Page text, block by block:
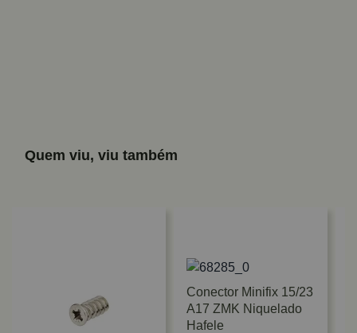
Quem viu, viu também
Conector Minifix 15/23
A17 ZMK Niquelado
Hafele